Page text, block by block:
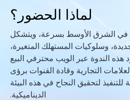
لماذا الحضور؟
في الشرق الأوسط بسرعة، ويتشكل
وسلوكيات المستهلك المتغيرة،
الندوة عبر الويب محترفي البيع
التجارية وقادة القنوات برؤى
للتنفيذ لتحقيق النجاح في هذه البيئة
الديناميكية.